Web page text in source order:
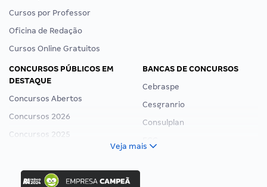
Cursos por Professor
Oficina de Redação
Cursos Online Gratuitos
CONCURSOS PÚBLICOS EM
DESTAQUE
Concursos Abertos
Concursos 2026
Concursos 2025
Concurso Ibama
BANCAS DE CONCURSOS
Cebraspe
Cesgranrio
Consulplan
Veja mais